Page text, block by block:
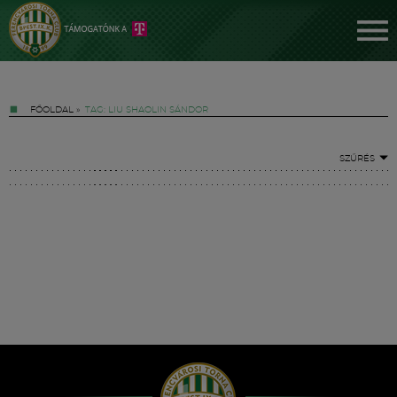
FŐOLDAL » TAG: LIU SHAOLIN SÁNDOR
SZŰRÉS
Hírek